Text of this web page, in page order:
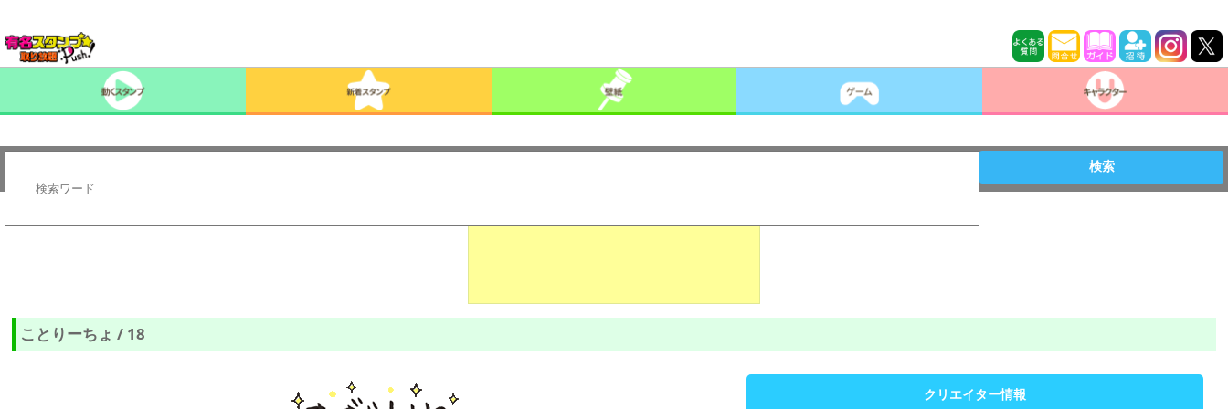
検索
ことりーちょ / 18
クリエイター情報